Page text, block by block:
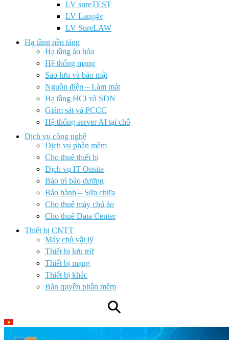
LV sureTEST
LV Lang4v
LV SureLAW
Hạ tầng nền tảng
Hạ tầng ảo hóa
Hệ thống mạng
Sao lưu và bảo mật
Nguồn điện – Làm mát
Hạ tầng HCI và SDN
Giám sát và PCCC
Hệ thống server AI tại chỗ
Dịch vụ công nghệ
Dịch vụ phần mềm
Cho thuê thiết bị
Dịch vụ IT Onsite
Bảo trì bảo dưỡng
Bảo hành – Sửa chữa
Cho thuê máy chủ ảo
Cho thuê Data Center
Thiết bị CNTT
Máy chủ vật lý
Thiết bị lưu trữ
Thiết bị mạng
Thiết bị khác
Bản quyền phần mềm
⚲